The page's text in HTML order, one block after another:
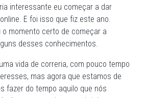
interessante eu começar a dar
E foi isso que fiz este ano.
o momento certo de começar a
desses conhecimentos.
vida de correria, com pouco tempo
mas agora que estamos de
fazer do tempo aquilo que nós